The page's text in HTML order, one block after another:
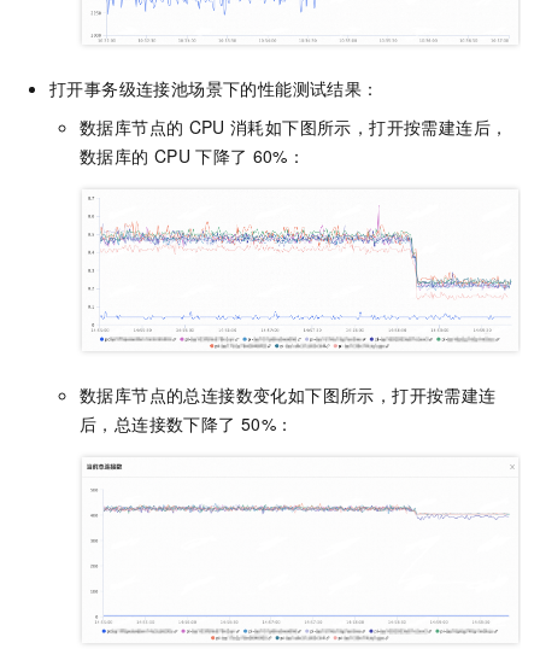
打开事务级连接池场景下的性能测试结果：
数据库节点的 CPU 消耗如下图所示，打开按需建连后，
数据库的 CPU 下降了 60%：
数据库节点的总连接数变化如下图所示，打开按需建连
后，总连接数下降了 50%：